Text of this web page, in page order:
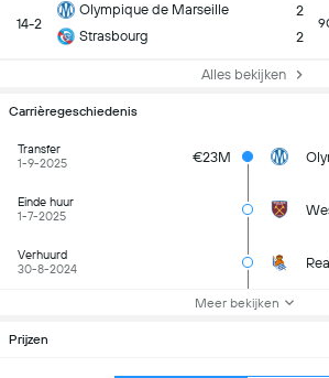
14-2
Olympique de Marseille
Strasbourg
2
2
Alles bekijken
Carrièregeschiedenis
Transfer
1-9-2025
€23M
Einde huur
1-7-2025
Verhuurd
30-8-2024
Meer bekijken
Prijzen